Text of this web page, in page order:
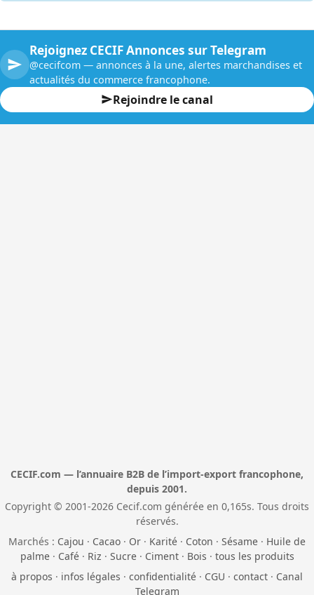
Rejoignez CECIF Annonces sur Telegram
@cecifcom — annonces à la une, alertes marchandises et
actualités du commerce francophone.
Rejoindre le canal
CECIF.com — l’annuaire B2B de l’import-export francophone,
depuis 2001.
Copyright © 2001-2026 Cecif.com générée en 0,165s. Tous droits
réservés.
Marchés : Cajou · Cacao · Or · Karité · Coton · Sésame · Huile de
palme· Café· Riz · Sucre· Ciment· Bois · tous les produits
à propos · infos légales · confidentialité · CGU · contact · Canal
Telegram